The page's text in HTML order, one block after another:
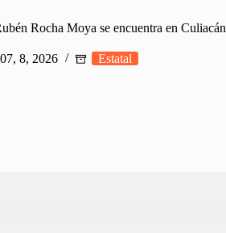
Rocha Moya se encuentra en Culiacán
07, 8, 2026 Estatal